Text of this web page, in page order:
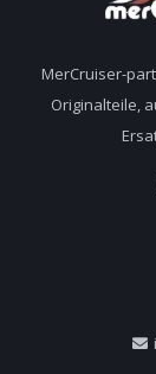
MerCruiser-
Originalteile,